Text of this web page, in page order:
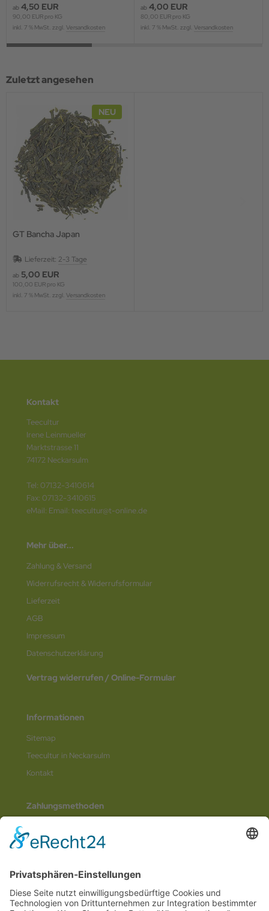
ab 4,50 EUR
90,00 EUR pro KG
inkl. 7 % MwSt. zzgl. Versandkosten
ab 4,00 EUR
80,00 EUR pro KG
inkl. 7 % MwSt. zzgl. Versandkosten
Zuletzt angesehen
NEU
GT Bancha Japan
Lieferzeit: 2-3 Tage
ab 5,00 EUR
100,00 EUR pro KG
inkl. 7 % MwSt. zzgl. Versandkosten
Kontakt
Teecultur
Irene Leinmueller
Marktstrasse 11
74172 Neckarsulm
Tel: 07132-3410614
Fax: 07132-3410615
eMail: Email: teecultur@t-online.de
Mehr über...
Zahlung & Versand
Widerrufsrecht & Widerrufsformular
Lieferzeit
AGB
Impressum
Datenschutz­erklärung
Vertrag widerrufen / Online-Formular
Informationen
Sitemap
Teecultur in Neckarsulm
Kontakt
Zahlungsmethoden
Social Media